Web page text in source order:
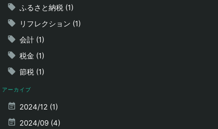
ふるさと納税 (1)
リフレクション (1)
会計 (1)
税金 (1)
節税 (1)
アーカイブ
2024/12 (1)
2024/09 (4)